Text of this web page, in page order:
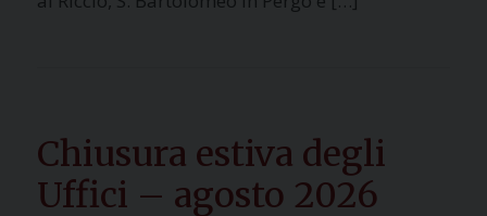
Chiusura estiva degli
Uffici – agosto 2026